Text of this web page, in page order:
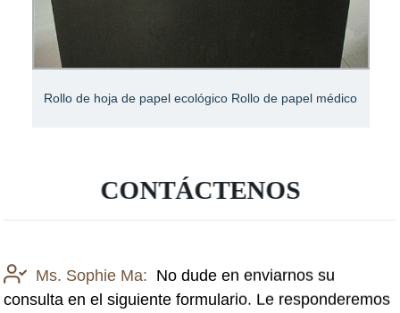
Rollo de hoja de papel ecológico Rollo de papel médico
CONTÁCTENOS
Ms. Sophie Ma: No dude en enviarnos su
consulta en el siguiente formulario. Le responderemos